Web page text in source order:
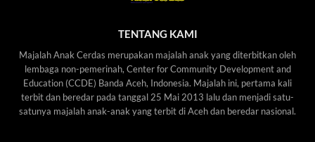
TENTANG KAMI
Majalah Anak Cerdas merupakan majalah anak yang diterbitkan oleh
lembaga non-pemerinah, Center for Community Development and
Education (CCDE) Banda Aceh, Indonesia. Majalah ini, pertama kali
terbit dan beredar pada tanggal 25 Mai 2013 lalu dan menjadi satu-
satunya majalah anak-anak yang terbit di Aceh dan beredar nasional.